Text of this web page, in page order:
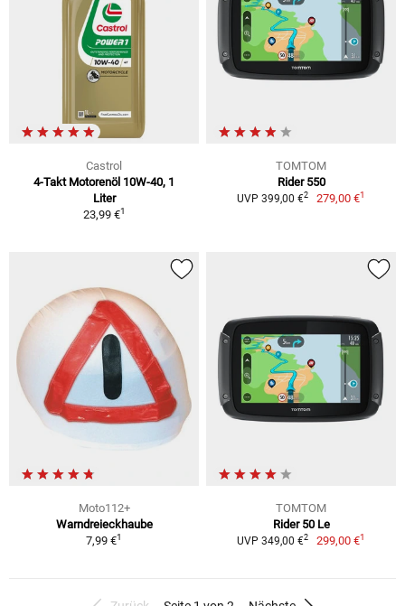
Castrol
4-Takt Motorenöl 10W-40, 1
Liter
23,99 €1
TOMTOM
Rider 550
UVP 399,00 €2 279,00 €1
Moto112+
Warndreieckhaube
7,99 €1
TOMTOM
Rider 50 Le
UVP 349,00 €2 299,00 €1